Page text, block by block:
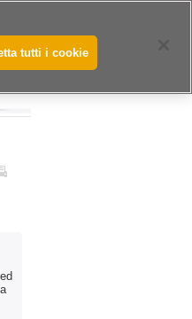
tutti i cookie